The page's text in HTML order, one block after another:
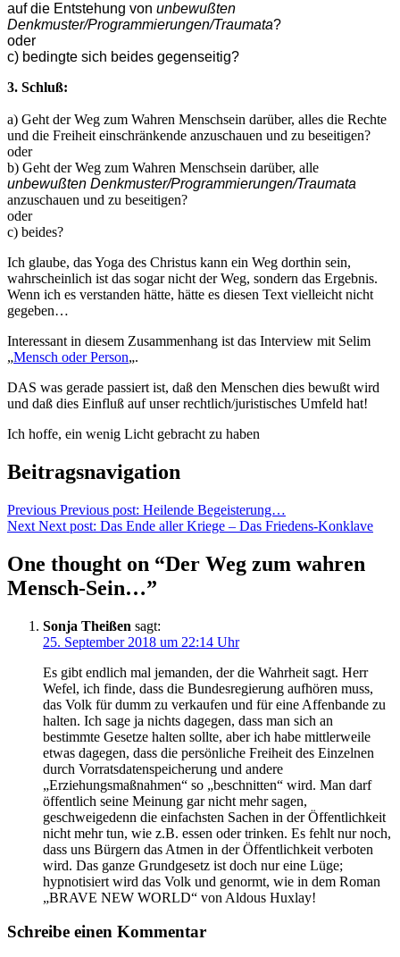
auf die Entstehung von unbewußten
Denkmuster/Programmierungen/Traumata?
oder
c) bedingte sich beides gegenseitig?
3. Schluß:
a) Geht der Weg zum Wahren Menschsein darüber, alles die Rechte
und die Freiheit einschränkende anzuschauen und zu beseitigen?
oder
b) Geht der Weg zum Wahren Menschsein darüber, alle
unbewußten Denkmuster/Programmierungen/Traumata
anzuschauen und zu beseitigen?
oder
c) beides?
Ich glaube, das Yoga des Christus kann ein Weg dorthin sein,
wahrscheinlich ist das sogar nicht der Weg, sondern das Ergebnis.
Wenn ich es verstanden hätte, hätte es diesen Text vielleicht nicht
gegeben…
Interessant in diesem Zusammenhang ist das Interview mit Selim
„Mensch oder Person„.
DAS was gerade passiert ist, daß den Menschen dies bewußt wird
und daß dies Einfluß auf unser rechtlich/juristisches Umfeld hat!
Ich hoffe, ein wenig Licht gebracht zu haben
Beitragsnavigation
Previous Previous post: Heilende Begeisterung…
Next Next post: Das Ende aller Kriege – Das Friedens-Konklave
One thought on “Der Weg zum wahren
Mensch-Sein…”
Sonja Theißen sagt:
25. September 2018 um 22:14 Uhr
Es gibt endlich mal jemanden, der die Wahrheit sagt. Herr
Wefel, ich finde, dass die Bundesregierung aufhören muss,
das Volk für dumm zu verkaufen und für eine Affenbande zu
halten. Ich sage ja nichts dagegen, dass man sich an
bestimmte Gesetze halten sollte, aber ich habe mittlerweile
etwas dagegen, dass die persönliche Freiheit des Einzelnen
durch Vorratsdatenspeicherung und andere
„Erziehungsmaßnahmen“ so „beschnitten“ wird. Man darf
öffentlich seine Meinung gar nicht mehr sagen,
geschweigedenn die einfachsten Sachen in der Öffentlichkeit
nicht mehr tun, wie z.B. essen oder trinken. Es fehlt nur noch,
dass uns Bürgern das Atmen in der Öffentlichkeit verboten
wird. Das ganze Grundgesetz ist doch nur eine Lüge;
hypnotisiert wird das Volk und genormt, wie in dem Roman
„BRAVE NEW WORLD“ von Aldous Huxlay!
Schreibe einen Kommentar